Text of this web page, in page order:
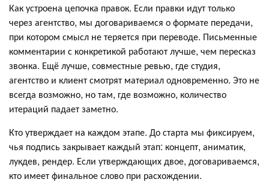
Как устроена цепочка правок. Если правки идут только
через агентство, мы договариваемся о формате передачи,
при котором смысл не теряется при переводе. Письменные
комментарии с конкретикой работают лучше, чем пересказ
звонка. Ещё лучше, совместные ревью, где студия,
агентство и клиент смотрят материал одновременно. Это не
всегда возможно, но там, где возможно, количество
итераций падает заметно.
Кто утверждает на каждом этапе. До старта мы фиксируем,
чья подпись закрывает каждый этап: концепт, аниматик,
лукдев, рендер. Если утверждающих двое, договариваемся,
кто имеет финальное слово при расхождении.